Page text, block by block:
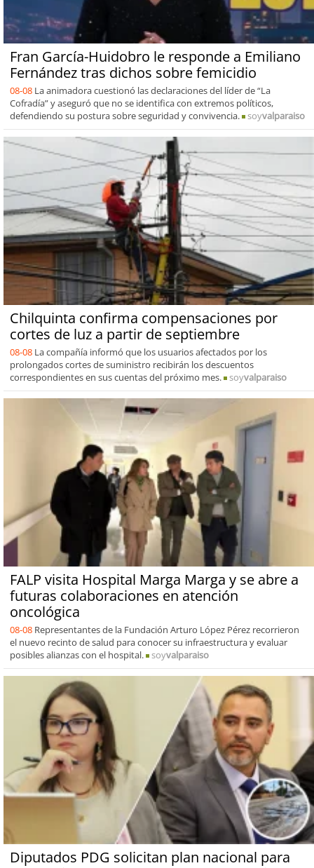
Fran García-Huidobro le responde a Emiliano
Fernández tras dichos sobre femicidio
08-08 La animadora cuestionó las declaraciones del líder de “La
Cofradía” y aseguró que no se identifica con extremos políticos,
defendiendo su postura sobre seguridad y convivencia.
soyvalparaiso
Chilquinta confirma compensaciones por
cortes de luz a partir de septiembre
08-08 La compañía informó que los usuarios afectados por los
prolongados cortes de suministro recibirán los descuentos
correspondientes en sus cuentas del próximo mes.
soyvalparaiso
FALP visita Hospital Marga Marga y se abre a
futuras colaboraciones en atención
oncológica
08-08 Representantes de la Fundación Arturo López Pérez recorrieron
el nuevo recinto de salud para conocer su infraestructura y evaluar
posibles alianzas con el hospital.
soyvalparaiso
Diputados PDG solicitan plan nacional para